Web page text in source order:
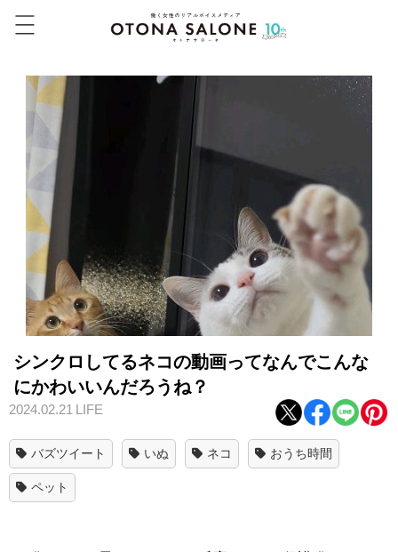
シンクロしてるネコの動画ってなんでこんな
にかわいいんだろうね？
2024.02.21 LIFE
バズツイート いぬ ネコ おうち時間
ペット